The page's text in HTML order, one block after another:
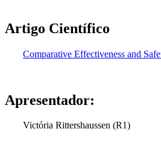
Artigo Científico
Comparative Effectiveness and
Apresentador:
Victória Rittershaussen (R1)